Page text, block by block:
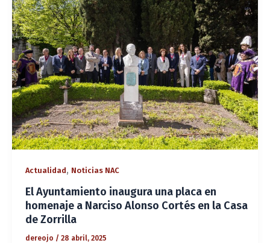
Actualidad, Noticias NAC
El Ayuntamiento inaugura una placa en
homenaje a Narciso Alonso Cortés en la Casa
de Zorrilla
dereojo / 28 abril, 2025